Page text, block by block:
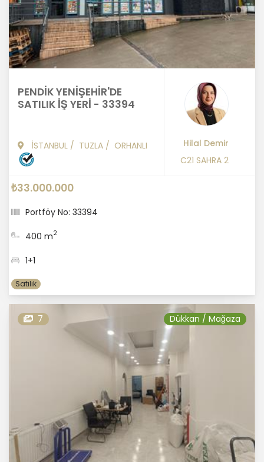
PENDİK YENİŞEHİR'DE
SATILIK İŞ YERİ - 33394
İSTANBUL / TUZLA / ORHANLI
Hilal Demir
C21 SAHRA 2
₺33.000.000
Portföy No: 33394
400 m2
1+1
Satılık
7 Dükkan / Mağaza